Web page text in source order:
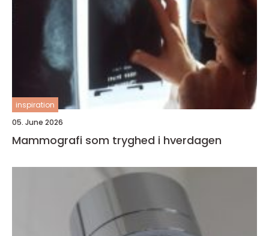
inspiration
05. June 2026
Mammografi som tryghed i hverdagen